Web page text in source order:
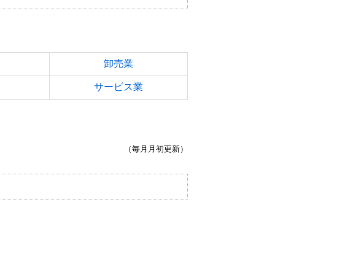
卸売業
サービス業
（毎月月初更新）